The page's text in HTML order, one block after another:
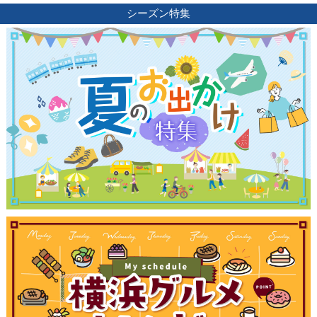
シーズン特集
観光ガイド
ランキング
ブログ記事
サイトについて